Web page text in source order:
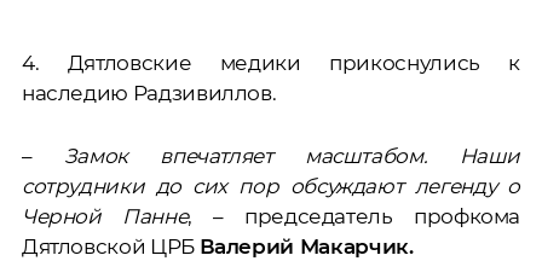
4. Дятловские медики прикоснулись к
наследию Радзивиллов.
– Замок впечатляет масштабом. Наши
сотрудники до сих пор обсуждают легенду о
Черной Панне, – председатель профкома
Дятловской ЦРБ Валерий Макарчик.